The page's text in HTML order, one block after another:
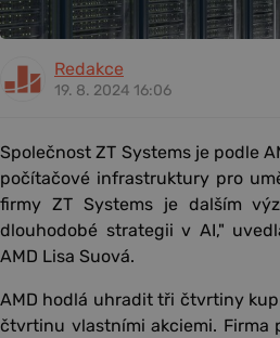
Redakce
19. 8. 2024 16:06
Společnost ZT Systems je podle
počítačové infrastruktury pro
firmy ZT Systems je dalším
dlouhodobé strategii v AI,"
AMD Lisa Suová.
AMD hodlá uhradit tři čtvrtiny
čtvrtinu vlastními akciemi. Firma